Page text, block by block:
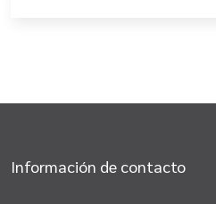
Información de contacto